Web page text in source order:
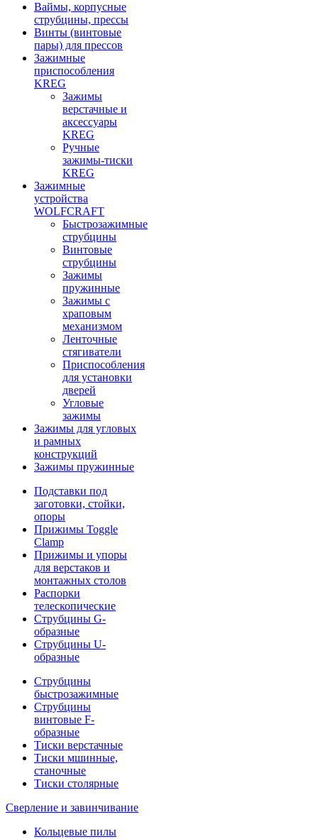
Ваймы, корпусные
струбцины, прессы
Винты (винтовые
пары) для прессов
Зажимные
приспособления
KREG
Зажимы
верстачные и
аксессуары
KREG
Ручные
зажимы-тиски
KREG
Зажимные
устройства
WOLFCRAFT
Быстрозажимные
струбцины
Винтовые
струбцины
Зажимы
пружинные
Зажимы с
храповым
механизмом
Ленточные
стягиватели
Приспособления
для установки
дверей
Угловые
зажимы
Зажимы для угловых
и рамных
конструкций
Зажимы пружинные
Подставки под
заготовки, стойки,
опоры
Прижимы Toggle
Clamp
Прижимы и упоры
для верстаков и
монтажных столов
Распорки
телескопические
Струбцины G-
образные
Струбцины U-
образные
Струбцины
быстрозажимные
Струбцины
винтовые F-
образные
Тиски верстачные
Тиски мшинные,
станочные
Тиски столярные
Сверление и завинчивание
Кольцевые пилы